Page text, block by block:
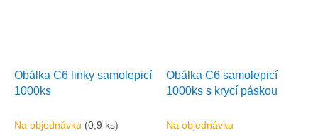
Obálka C6 linky samolepicí
1000ks
Na objednávku (0,9 ks)
Obálka C6 samolepicí
1000ks s krycí páskou
Na objednávku